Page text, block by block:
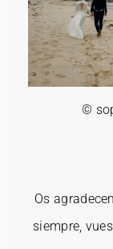
©
Os
siempre,